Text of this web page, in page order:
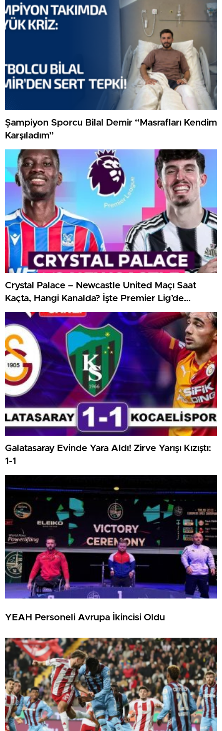
Şampiyon Sporcu Bilal Demir “Masrafları Kendim
Karşıladım”
Crystal Palace – Newcastle United Maçı Saat
Kaçta, Hangi Kanalda? İşte Premier Lig’de
Haftanın Kritik Randevusu
Galatasaray Evinde Yara Aldı! Zirve Yarışı Kızıştı:
1-1
YEAH Personeli Avrupa İkincisi Oldu